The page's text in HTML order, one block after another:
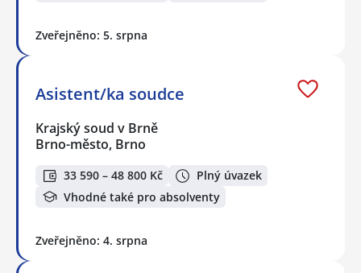
Zveřejněno: 5. srpna
Asistent/ka soudce
Krajský soud v Brně
Brno-město, Brno
33 590 – 48 800 Kč
Plný úvazek
Vhodné také pro absolventy
Zveřejněno: 4. srpna